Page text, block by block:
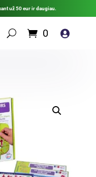
už 50 eur ir daugiau.
0 